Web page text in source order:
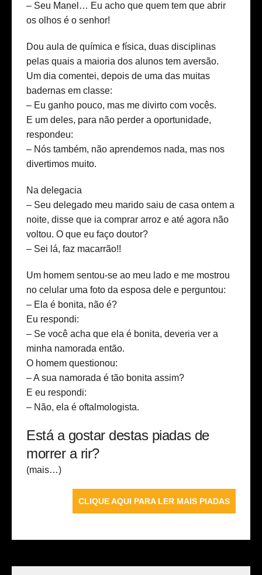
– Seu Manel… Eu acho que quem tem que abrir
os olhos é o senhor!
Dou aula de química e física, duas disciplinas
pelas quais a maioria dos alunos tem aversão.
Um dia comentei, depois de uma das muitas
badernas em classe:
– Eu ganho pouco, mas me divirto com vocês.
E um deles, para não perder a oportunidade,
respondeu:
– Nós também, não aprendemos nada, mas nos
divertimos muito.
Na delegacia
– Seu delegado meu marido saiu de casa ontem a
noite, disse que ia comprar arroz e até agora não
voltou. O que eu faço doutor?
– Sei lá, faz macarrão!!
Um homem sentou-se ao meu lado e me mostrou
no celular uma foto da esposa dele e perguntou:
– Ela é bonita, não é?
Eu respondi:
– Se você acha que ela é bonita, deveria ver a
minha namorada então.
O homem questionou:
– A sua namorada é tão bonita assim?
E eu respondi:
– Não, ela é oftalmologista.
Está a gostar destas piadas de
morrer a rir?
(mais…)
CLIQUE AQUI PARA LER MAIS PIADAS